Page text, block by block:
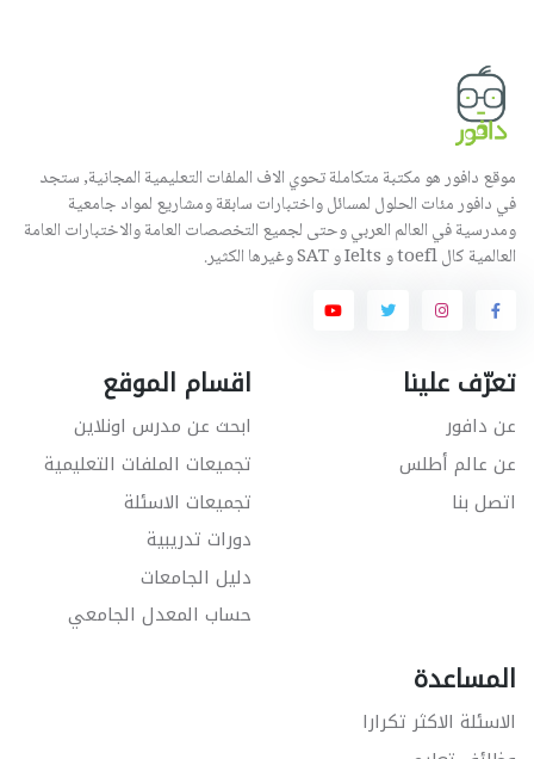
موقع دافور هو مكتبة متكاملة تحوي الاف الملفات التعليمية المجانية, ستجد
في دافور مئات الحلول لمسائل واختبارات سابقة ومشاريع لمواد جامعية
ومدرسية في العالم العربي وحتى لجميع التخصصات العامة والاختبارات العامة
العالمية كال toefl و Ielts و SAT وغيرها الكثير.
تعرّف علينا
عن دافور
عن عالم أطلس
اتصل بنا
اقسام الموقع
ابحث عن مدرس اونلاين
تجميعات الملفات التعليمية
تجميعات الاسئلة
دورات تدريبية
دليل الجامعات
حساب المعدل الجامعي
المساعدة
الاسئلة الاكثر تكرارا